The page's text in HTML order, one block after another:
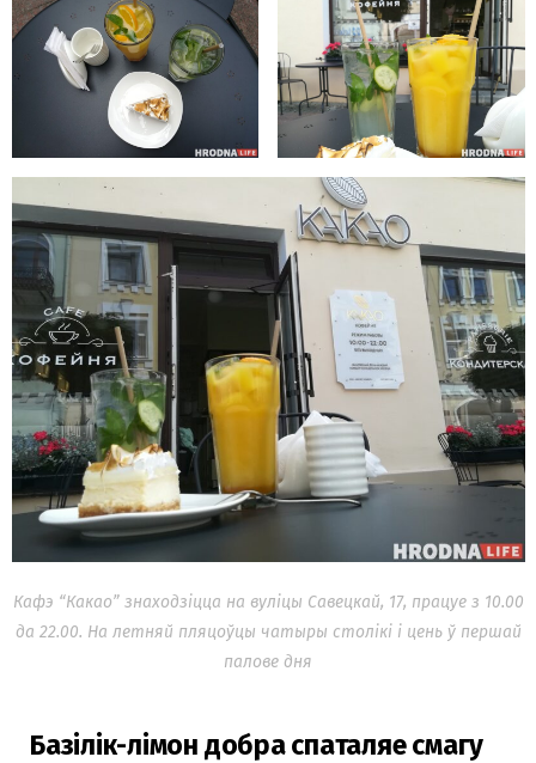
Кафэ “Какао” знаходзіцца на вуліцы Савецкай, 17, працуе з 10.00
да 22.00. На летняй пляцоўцы чатыры столікі і цень ў першай
палове дня
Базілік-лімон добра спаталяе смагу